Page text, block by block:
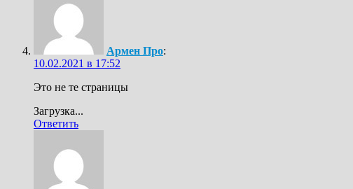
Армен Про:
10.02.2021 в 17:52
Это не те страницы
Загрузка...
Ответить